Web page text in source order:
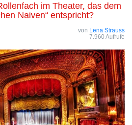
Naiven“ entspricht?
von Lena Strauss
7.960 Aufrufe